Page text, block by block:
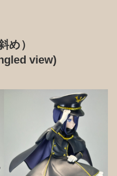
め）
view)